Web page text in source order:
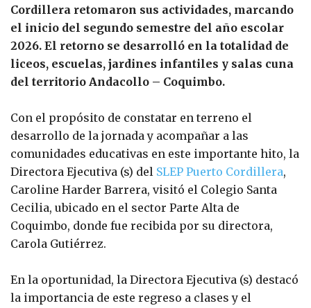
Cordillera retomaron sus actividades, marcando
el inicio del segundo semestre del año escolar
2026. El retorno se desarrolló en la totalidad de
liceos, escuelas, jardines infantiles y salas cuna
del territorio Andacollo – Coquimbo.
Con el propósito de constatar en terreno el
desarrollo de la jornada y acompañar a las
comunidades educativas en este importante hito, la
Directora Ejecutiva (s) del SLEP Puerto Cordillera,
Caroline Harder Barrera, visitó el Colegio Santa
Cecilia, ubicado en el sector Parte Alta de
Coquimbo, donde fue recibida por su directora,
Carola Gutiérrez.
En la oportunidad, la Directora Ejecutiva (s) destacó
la importancia de este regreso a clases y el